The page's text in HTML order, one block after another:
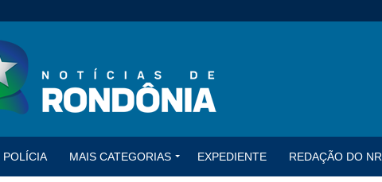
POLÍCIA MAIS CATEGORIAS EXPEDIENTE REDAÇÃO DO NR